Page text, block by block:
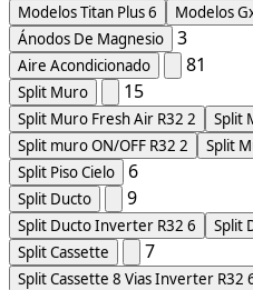
Modelos Titan Plus6 Modelos
Ánodos De Magnesio
3
Aire Acondicionado 81
Split Muro 15
Split Muro Fresh Air R32 2 Split
Split muro ON/OFF R32 2 Split
Split Piso Cielo
6
Split Ducto 9
Split Ducto Inverter R32 6 Split
Split Cassette
7
Split Cassette 8 Vias Inverter R32